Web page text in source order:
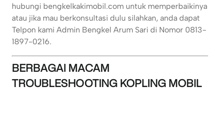
hubungi bengkelkakimobil.com untuk memperbaikinya
atau jika mau berkonsultasi dulu silahkan, anda dapat
Telpon kami Admin Bengkel Arum Sari di Nomor 0813-
1897-0216.
BERBAGAI MACAM
TROUBLESHOOTING KOPLING MOBIL